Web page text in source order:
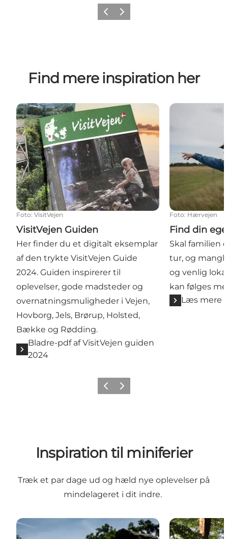
Forrige billede
Næste billede
Find mere inspiration her
VisitVejen Guiden
Foto: VisitVejen
VisitVejen Guiden
Her finder du et digitalt eksemplar
af den trykte VisitVejen Guide
2024. Guiden inspirerer til
oplevelser, gode madsteder og
overnatningsmuligheder i Vejen,
Hovborg, Jels, Brørup, Holsted,
Bække og Rødding.
Bladre-pdf af VisitVejen guiden
2024
Find din
Foto: Hærvejen
Find din
Skal familien
tur, og
og venlig
kan følges
Læs mere
Forrige billede
Næste billede
Inspiration til miniferier
Træk et par dage ud og hæld nye oplevelser på
mindelageret i dit indre.
Vandrepakke, Hærvejen fra Jelling over Bække og
Miniferie i